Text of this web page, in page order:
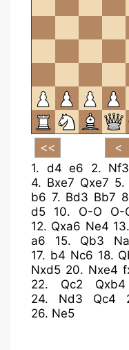
1. d4 e6 2. Nf3
4. Bxe7 Qxe7 5.
b6 7. Bd3 Bb7
d5
10. O-O O-
12. Qxa6 Ne4 13.
a6
15. Qb3
17. b4 Nc6 18.
Nxd5 20. Nxe4
22. Qc2 Qxb4
24. Nd3 Qc4
26. Ne5